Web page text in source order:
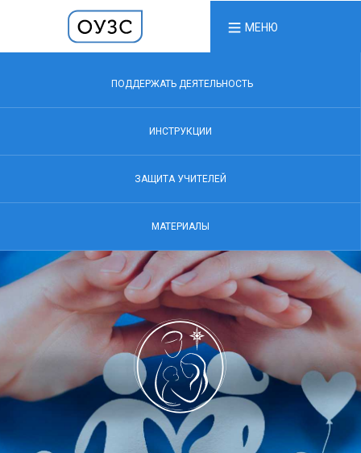
МЕНЮ
ПОДДЕРЖАТЬ ДЕЯТЕЛЬНОСТЬ
ИНСТРУКЦИИ
ЗАЩИТА УЧИТЕЛЕЙ
МАТЕРИАЛЫ